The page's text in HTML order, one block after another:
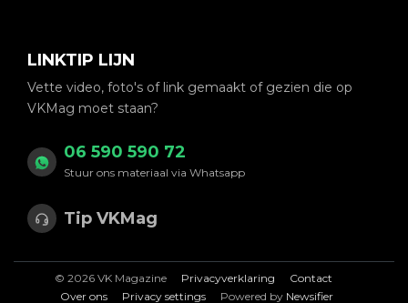
LINKTIP LIJN
Vette video, foto's of link gemaakt of gezien die op
VKMag moet staan?
06 590 590 72
Stuur ons materiaal via Whatsapp
Tip VKMag
© 2026 VK Magazine Privacyverklaring
Contact
Over ons
Privacy settings Powered by Newsifier